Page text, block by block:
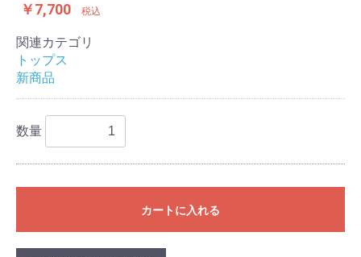
￥7,700 税込
関連カテゴリ
トップス
新商品
数量
カートに入れる